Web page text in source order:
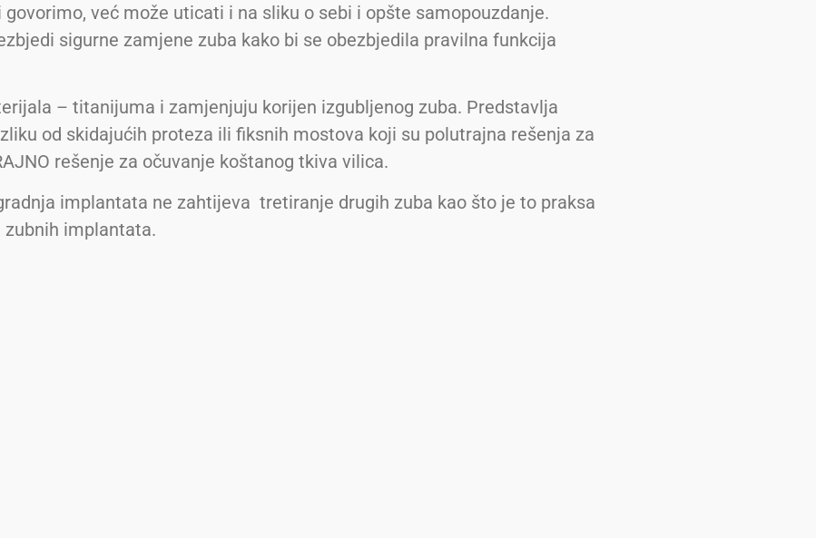
već može uticati i na sliku o sebi i opšte samopouzdanje.
sigurne zamjene zuba kako bi se obezbjedila pravilna funkcija
– titanijuma i zamjenjuju korijen izgubljenog zuba. Predstavlja
od skidajućih proteza ili fiksnih mostova koji su polutrajna rešenja za
rešenje za očuvanje koštanog tkiva vilica.
implantata ne zahtijeva tretiranje drugih zuba kao što je to praksa
implantata.